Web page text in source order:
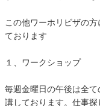
この他ワーホリビザの
ております
１、ワークショップ
毎週金曜日の午後は全
講しております。仕事